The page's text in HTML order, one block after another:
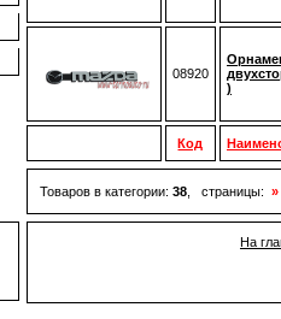
08920
)
Код
Товаров в категории: 38 , страницы: »
На